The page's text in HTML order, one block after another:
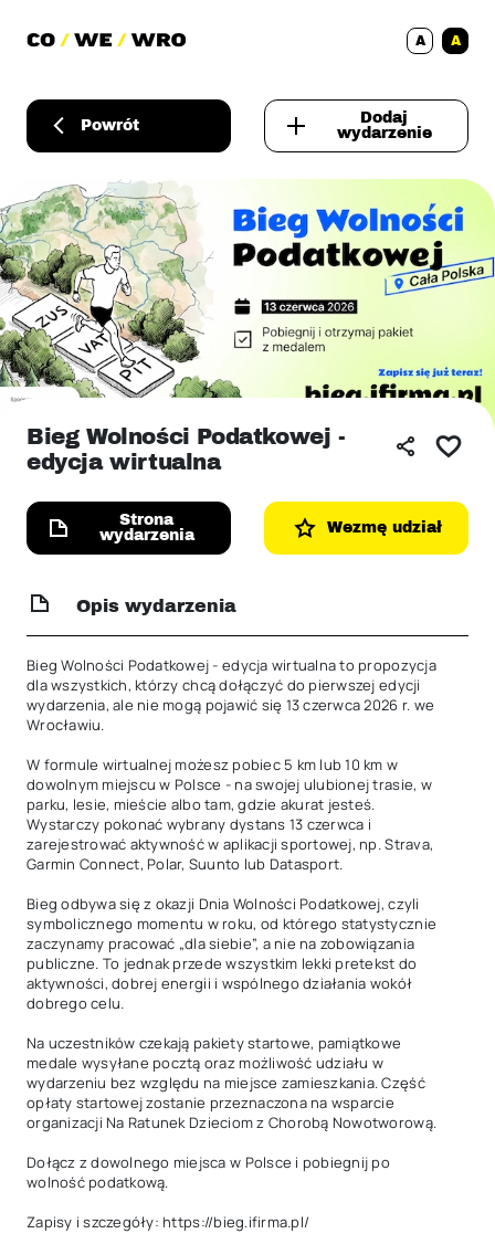
A A
Powrót
Dodaj
wydarzenie
Bieg Wolności Podatkowej -
edycja wirtualna
Strona
wydarzenia
Wezmę udział
Opis wydarzenia
Bieg Wolności Podatkowej - edycja wirtualna to propozycja
dla wszystkich, którzy chcą dołączyć do pierwszej edycji
wydarzenia, ale nie mogą pojawić się 13 czerwca 2026 r. we
Wrocławiu.
W formule wirtualnej możesz pobiec 5 km lub 10 km w
dowolnym miejscu w Polsce - na swojej ulubionej trasie, w
parku, lesie, mieście albo tam, gdzie akurat jesteś.
Wystarczy pokonać wybrany dystans 13 czerwca i
zarejestrować aktywność w aplikacji sportowej, np. Strava,
Garmin Connect, Polar, Suunto lub Datasport.
Bieg odbywa się z okazji Dnia Wolności Podatkowej, czyli
symbolicznego momentu w roku, od którego statystycznie
zaczynamy pracować „dla siebie”, a nie na zobowiązania
publiczne. To jednak przede wszystkim lekki pretekst do
aktywności, dobrej energii i wspólnego działania wokół
dobrego celu.
Na uczestników czekają pakiety startowe, pamiątkowe
medale wysyłane pocztą oraz możliwość udziału w
wydarzeniu bez względu na miejsce zamieszkania. Część
opłaty startowej zostanie przeznaczona na wsparcie
organizacji Na Ratunek Dzieciom z Chorobą Nowotworową.
Dołącz z dowolnego miejsca w Polsce i pobiegnij po
wolność podatkową.
Zapisy i szczegóły: https://bieg.ifirma.pl/